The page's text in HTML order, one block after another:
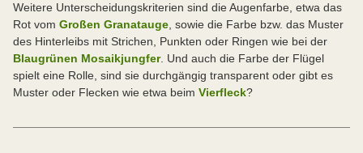
Weitere Unterscheidungskriterien sind die Augenfarbe, etwa das
Rot vom Großen Granatauge , sowie die Farbe bzw. das Muster
des Hinterleibs mit Strichen, Punkten oder Ringen wie bei der
Blaugrünen Mosaikjungfer. Und auch die Farbe der Flügel
spielt eine Rolle, sind sie durchgängig transparent oder gibt es
Muster oder Flecken wie etwa beim Vierfleck?